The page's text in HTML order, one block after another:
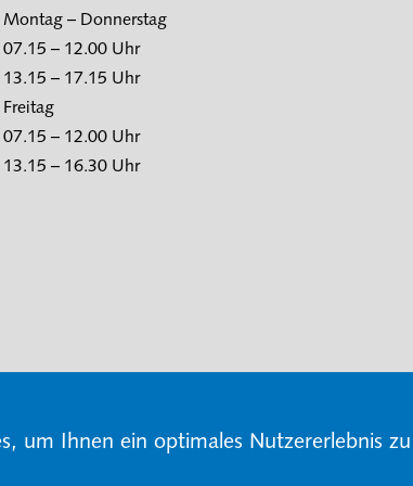
um Ihnen ein optimales Nutzererlebnis
Montag – Donnerstag
07.15 – 12.00 Uhr
13.15 – 17.15 Uhr
Freitag
07.15 – 12.00 Uhr
13.15 – 16.30 Uhr